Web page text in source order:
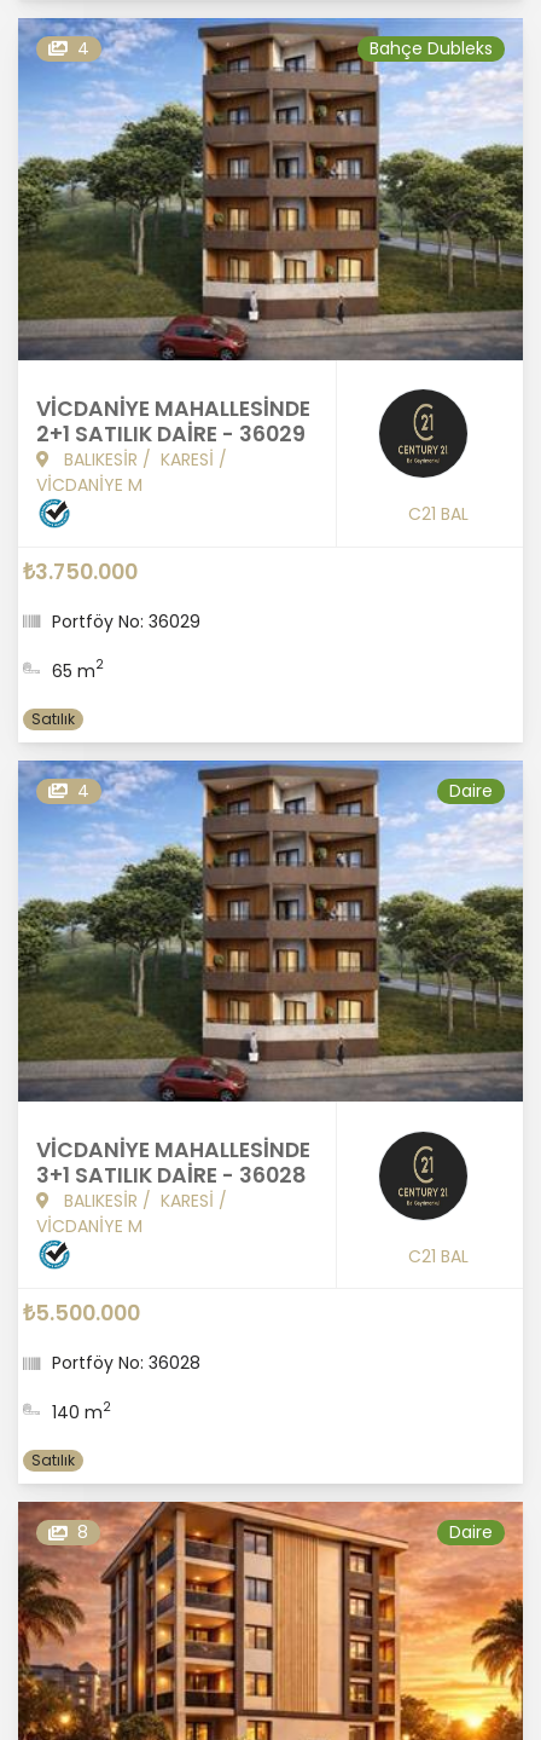
4 Bahçe Dubleks
VİCDANİYE MAHALLESİNDE
2+1 SATILIK DAİRE - 36029
BALIKESİR / KARESİ /
VİCDANİYE M
C21 BAL
₺3.750.000
Portföy No: 36029
65 m2
Satılık
4 Daire
VİCDANİYE MAHALLESİNDE
3+1 SATILIK DAİRE - 36028
BALIKESİR / KARESİ /
VİCDANİYE M
C21 BAL
₺5.500.000
Portföy No: 36028
140 m2
Satılık
8 Daire